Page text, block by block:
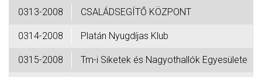
0313-2008 CSALÁDSEGÍTŐ KÖZPONT
0314-2008 Platán Nyugdíjas Klub
0315-2008 Tm-i Siketek és Nagyothallók Egyesülete